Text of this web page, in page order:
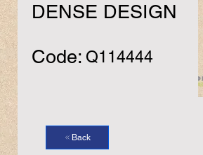
DENSE DESIGN
Code: Q114444
Back